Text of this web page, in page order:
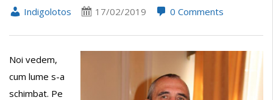
Indigolotos 17/02/2019 0 Comments
Noi vedem,
cum lume s-a
schimbat. Pe